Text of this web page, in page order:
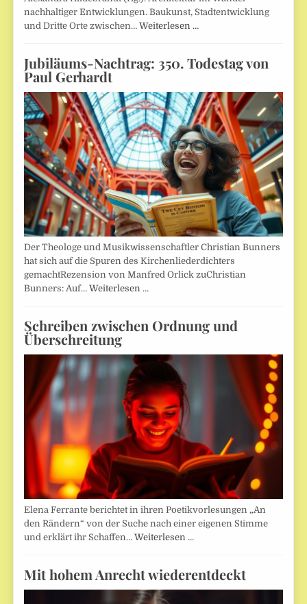
nachhaltiger Entwicklungen. Baukunst, Stadtentwicklung
und Dritte Orte zwischen…Weiterlesen …
Jubiläums-Nachtrag: 350. Todestag von
Paul Gerhardt
Der Theologe und Musikwissenschaftler Christian Bunners
hat sich auf die Spuren des Kirchenliederdichters
gemachtRezension von Manfred Orlick zuChristian
Bunners: Auf…Weiterlesen …
Schreiben zwischen Ordnung und
Überschreitung
Elena Ferrante berichtet in ihren Poetikvorlesungen „An
den Rändern“ von der Suche nach einer eigenen Stimme
und erklärt ihr Schaffen…Weiterlesen …
Mit hohem Anrecht wiederentdeckt